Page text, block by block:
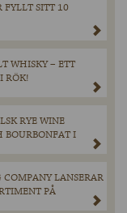
SITT 10
WHISKY – ETT
RÖK!
RYE WINE
BOURBONFAT I
LANSERAR
PÅ